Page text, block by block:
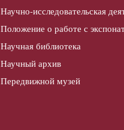
Научно-исследовательская
Положение о работе с
Научная библиотека
Научный архив
Передвижной музей